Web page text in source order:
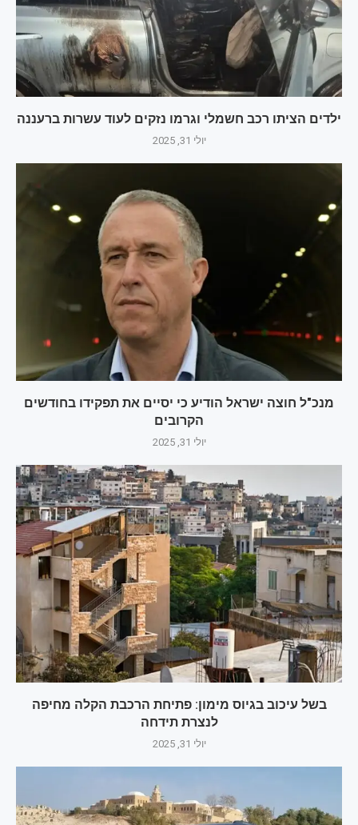
ילדים הציתו רכב חשמלי וגרמו נזקים לעוד עשרות ברעננה
יולי 31, 2025
מנכ"ל חוצה ישראל הודיע כי יסיים את תפקידו בחודשים
הקרובים
יולי 31, 2025
בשל עיכוב בגיוס מימון: פתיחת הרכבת הקלה מחיפה
לנצרת תידחה
יולי 31, 2025